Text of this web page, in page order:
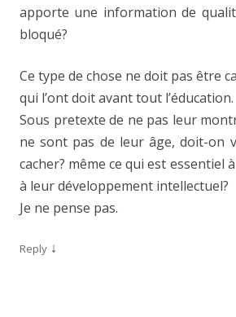
apporte une information de
bloqué?
Ce type de chose ne doit pas être
qui l’ont doit avant tout l’éducation.
Sous pretexte de ne pas leur
ne sont pas de leur âge, doit-on
cacher? même ce qui est essentiel
à leur développement intellectuel?
Je ne pense pas.
Reply ↓